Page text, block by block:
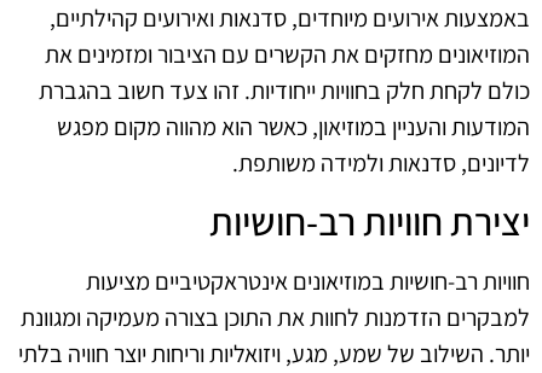
באמצעות אירועים מיוחדים, סדנאות ואירועים קהילתיים,
המוזיאונים מחזקים את הקשרים עם הציבור ומזמינים את
כולם לקחת חלק בחוויות ייחודיות. זהו צעד חשוב בהגברת
המודעות והעניין במוזיאון, כאשר הוא מהווה מקום מפגש
לדיונים, סדנאות ולמידה משותפת.
יצירת חוויות רב-חושיות
חוויות רב-חושיות במוזיאונים אינטראקטיביים מציעות
למבקרים הזדמנות לחוות את התוכן בצורה מעמיקה ומגוונת
יותר. השילוב של שמע, מגע, ויזואליות וריחות יוצר חוויה בלתי